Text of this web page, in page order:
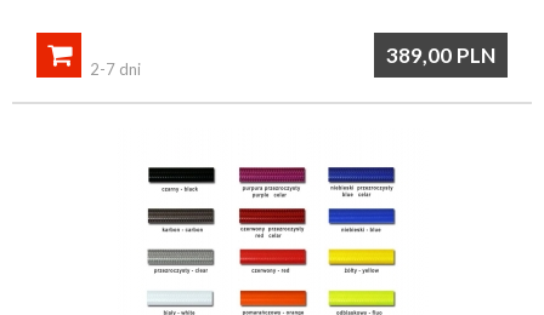
389,00 PLN

2-7 dni